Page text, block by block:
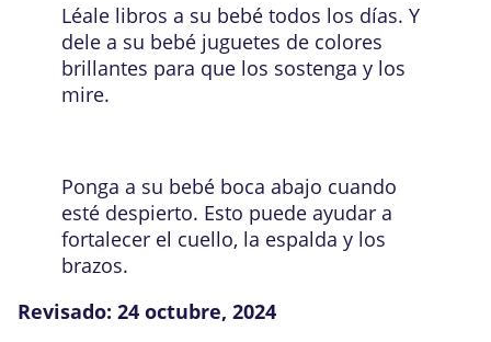
Léale libros a su bebé todos los días. Y
dele a su bebé juguetes de colores
brillantes para que los sostenga y los
mire.
Ponga a su bebé boca abajo cuando
esté despierto. Esto puede ayudar a
fortalecer el cuello, la espalda y los
brazos.
Revisado: 24 octubre, 2024